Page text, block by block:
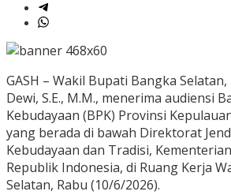
GASH – Wakil Bupati Bangka
Dewi, S.E., M.M., menerima audiensi
Kebudayaan (BPK) Provinsi
yang berada di bawah Direktorat
Kebudayaan dan Tradisi,
Republik Indonesia, di Ruang Kerja
Selatan, Rabu (10/6/2026).